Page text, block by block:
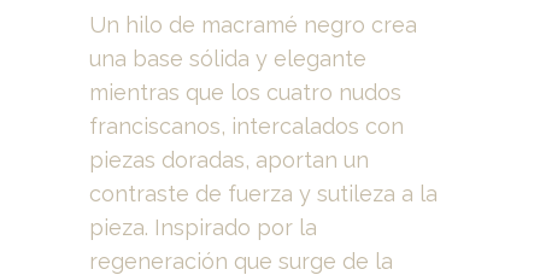
Un hilo de macramé negro crea
una base sólida y elegante
mientras que los cuatro nudos
franciscanos, intercalados con
piezas doradas, aportan un
contraste de fuerza y ​​sutileza a la
pieza. Inspirado por la
regeneración que surge de la